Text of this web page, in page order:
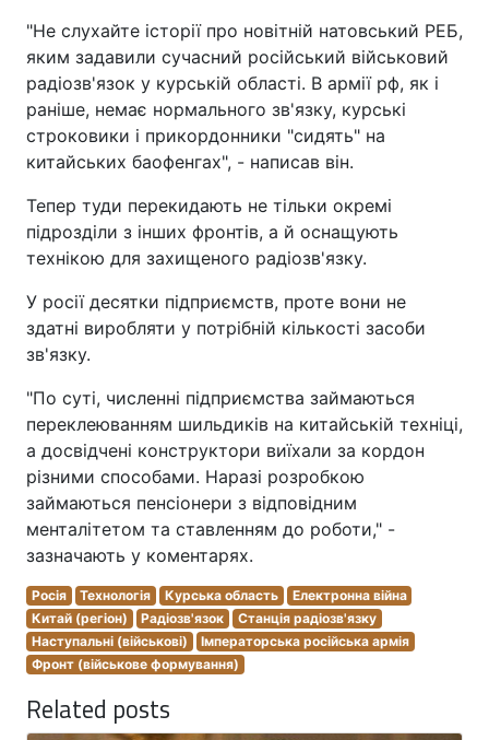
"Не слухайте історії про новітній натовський РЕБ,
яким задавили сучасний російський військовий
радіозв'язок у курській області. В армії рф, як і
раніше, немає нормального зв'язку, курські
строковики і прикордонники "сидять" на
китайських баофенгах", - написав він.
Тепер туди перекидають не тільки окремі
підрозділи з інших фронтів, а й оснащують
технікою для захищеного радіозв'язку.
У росії десятки підприємств, проте вони не
здатні виробляти у потрібній кількості засоби
зв'язку.
"По суті, численні підприємства займаються
переклеюванням шильдиків на китайській техніці,
а досвідчені конструктори виїхали за кордон
різними способами. Наразі розробкою
займаються пенсіонери з відповідним
менталітетом та ставленням до роботи," -
зазначають у коментарях.
Росія Технологія Курська область
Електронна війна
Китай (регіон)
Радіозв'язок
Станція радіозв'язку
Наступальні (військові)
Імператорська російська армія
Фронт (військове формування)
Related posts